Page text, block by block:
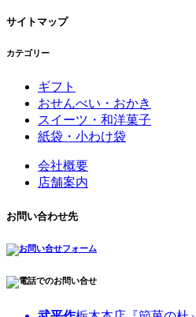
サイトマップ
カテゴリー
ギフト
おせんべい・おかき
スイーツ・和洋菓子
紙袋・小わけ袋
会社概要
店舗案内
お問い合わせ先